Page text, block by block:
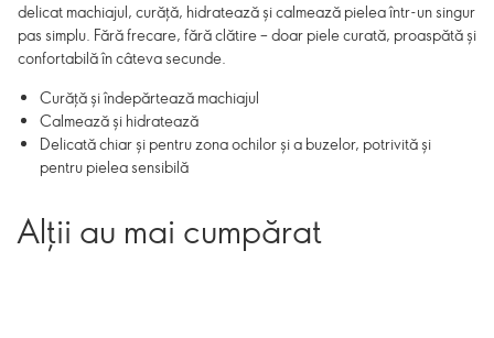
delicat machiajul, curăță, hidratează și calmează pielea într-un singur
pas simplu. Fără frecare, fără clătire – doar piele curată, proaspătă și
confortabilă în câteva secunde.
Curăță și îndepărtează machiajul
Calmează și hidratează
Delicată chiar și pentru zona ochilor și a buzelor, potrivită și
pentru pielea sensibilă
Alții au mai cumpărat